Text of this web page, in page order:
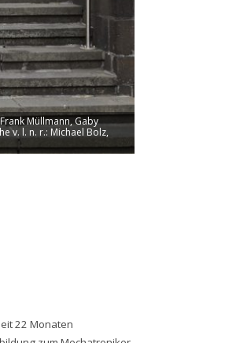
Müllmann, Gaby
v. l. n. r.: Michael Bolz,
22 Monaten